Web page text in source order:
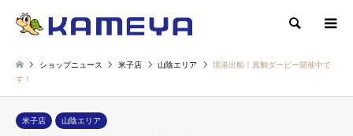
検索
ショップニュース 米子店 山陰エリア
境港出船！真鯛ダービー開催中で
す！
米子店 山陰エリア